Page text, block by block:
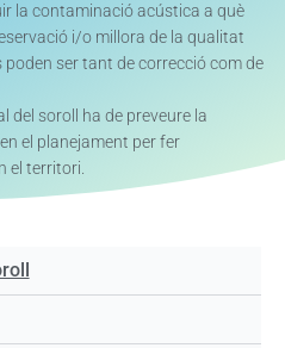
la contaminació acústica a què
i/o millora de la qualitat
ser tant de correcció com de
del soroll ha de preveure la
el planejament per fer
el territori.